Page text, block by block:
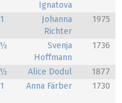
Ignatova
Johanna
Richter
1975
Svenja
Hoffmann
1736
Alice Dodul
1877
Anna Färber 1730